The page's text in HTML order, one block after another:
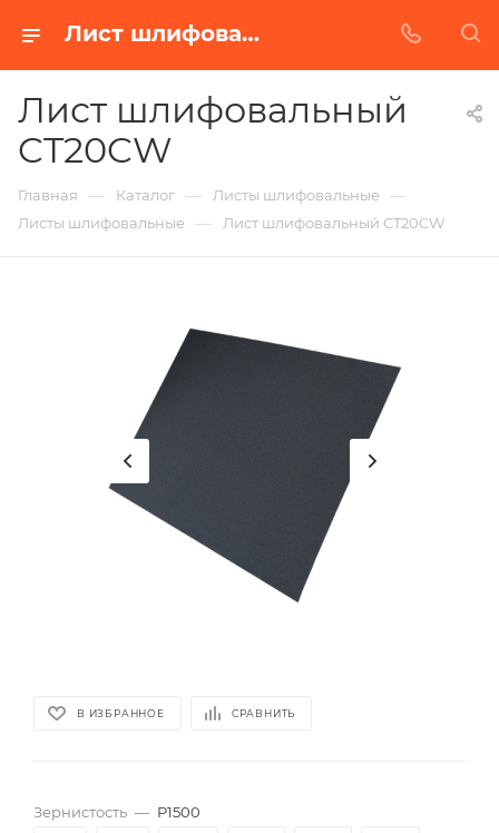
Лист шлифовальный CT20CW в Белгороде | Купить по недорогой цене от Абразивного Завода
Лист шлифовальный
CT20CW
Главная — Каталог — Листы шлифовальные —
Листы шлифовальные — Лист шлифовальный CT20CW
В ИЗБРАННОЕ СРАВНИТЬ
Зернистость — P1500